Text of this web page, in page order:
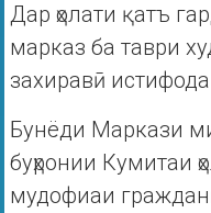
Дар ҳолати қатъ
марказ ба таври
захиравӣ
Бунёди Маркази
буҳронии Кумитаи
мудофиаи